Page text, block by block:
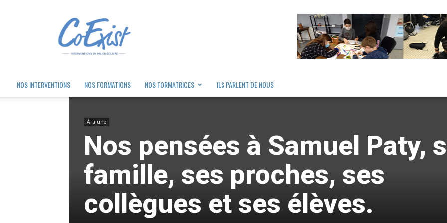
Coexist
NOS INTERVENTIONS NOS FORMATIONS NOS FORMATRICES ILS PARLENT DE NOUS
À la une
Nos pensées à Samuel Paty,
famille, ses proches, ses
collègues et ses élèves.